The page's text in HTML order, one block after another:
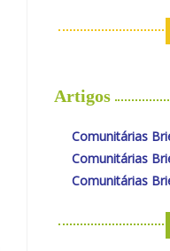
Artigos
Comunitárias
Comunitárias
Comunitárias